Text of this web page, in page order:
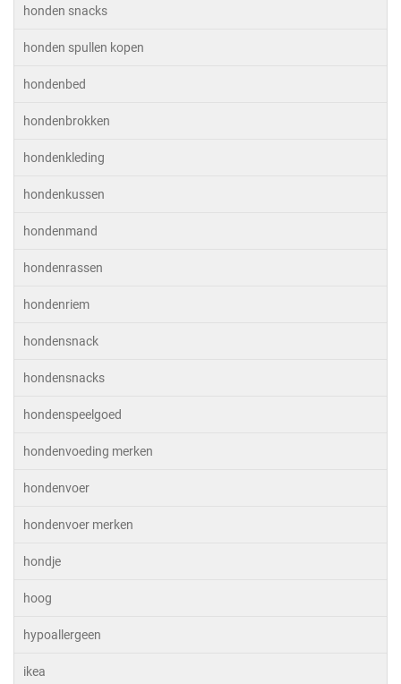
honden snacks
honden spullen kopen
hondenbed
hondenbrokken
hondenkleding
hondenkussen
hondenmand
hondenrassen
hondenriem
hondensnack
hondensnacks
hondenspeelgoed
hondenvoeding merken
hondenvoer
hondenvoer merken
hondje
hoog
hypoallergeen
ikea